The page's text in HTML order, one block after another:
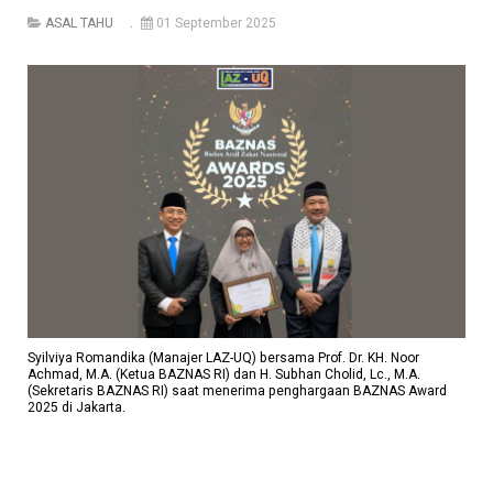
ASAL TAHU 01 September 2025
Syilviya Romandika (Manajer LAZ-UQ) bersama Prof. Dr. KH. Noor
Achmad, M.A. (Ketua BAZNAS RI) dan H. Subhan Cholid, Lc., M.A.
(Sekretaris BAZNAS RI) saat menerima penghargaan BAZNAS Award
2025 di Jakarta.